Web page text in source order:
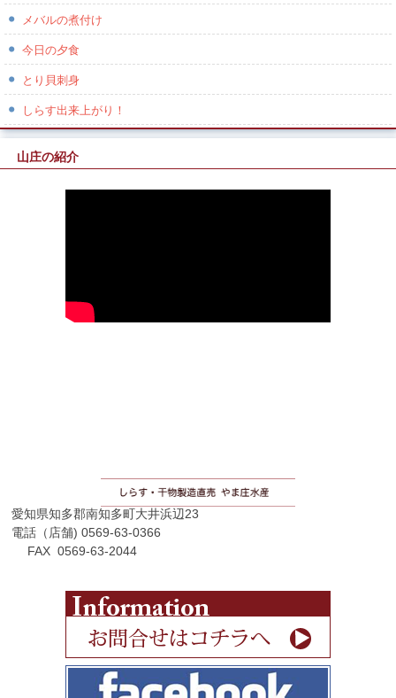
メバルの煮付け
今日の夕食
とり貝刺身
しらす出来上がり！
山庄の紹介
愛知県知多郡南知多町大井浜辺23
電話（店舗) 0569-63-0366
FAX 0569-63-2044